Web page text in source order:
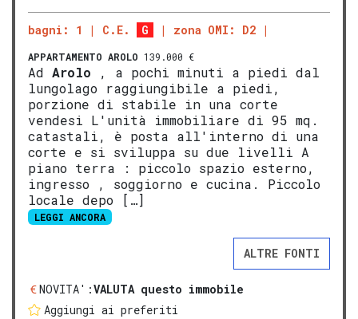
bagni: 1 C.E. G zona OMI: D2
APPARTAMENTO AROLO 139.000 €
Ad Arolo , a pochi minuti a piedi dal
lungolago raggiungibile a piedi,
porzione di stabile in una corte
vendesi L'unità immobiliare di 95 mq.
catastali, è posta all'interno di una
corte e si sviluppa su due livelli A
piano terra : piccolo spazio esterno,
ingresso , soggiorno e cucina. Piccolo
locale depo […]
LEGGI ANCORA
ALTRE FONTI
NOVITA':VALUTA questo immobile
Aggiungi ai preferiti